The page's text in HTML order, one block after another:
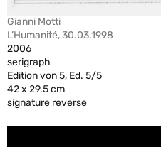
Gianni Motti
L’Humanité, 30.03.1998
2006
serigraph
Edition von 5, Ed. 5/5
42 x 29.5 cm
signature reverse